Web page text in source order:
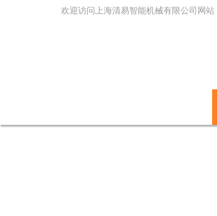
欢迎访问上海清易智能机械有限公司网站